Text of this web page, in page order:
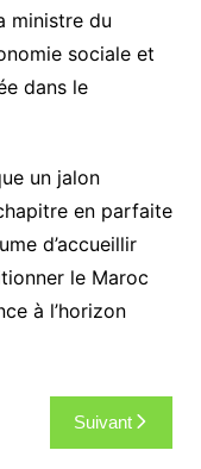
ministre du
sociale et
dans le
un jalon
en parfaite
d’accueillir
le Maroc
à l’horizon
Suivant